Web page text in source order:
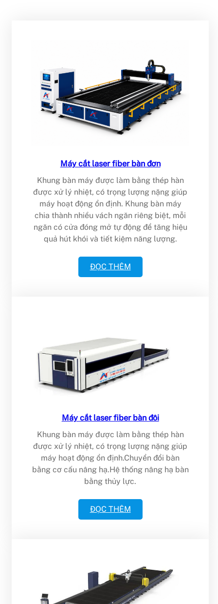
Máy cắt laser fiber bàn đơn
Khung bàn máy được làm bằng thép hàn
được xử lý nhiệt, có trọng lượng nặng giúp
máy hoạt động ổn định. Khung bàn máy
chia thành nhiều vách ngăn riêng biệt, mỗi
ngăn có cửa đóng mở tự động để tăng hiệu
quả hút khói và tiết kiệm năng lượng.
ĐỌC THÊM
Máy cắt laser fiber bàn đôi
Khung bàn máy được làm bằng thép hàn
được xử lý nhiệt, có trọng lượng nặng giúp
máy hoạt động ổn định.Chuyển đổi bàn
bằng cơ cấu nâng hạ.Hệ thống nâng hạ bàn
bằng thủy lực.
ĐỌC THÊM